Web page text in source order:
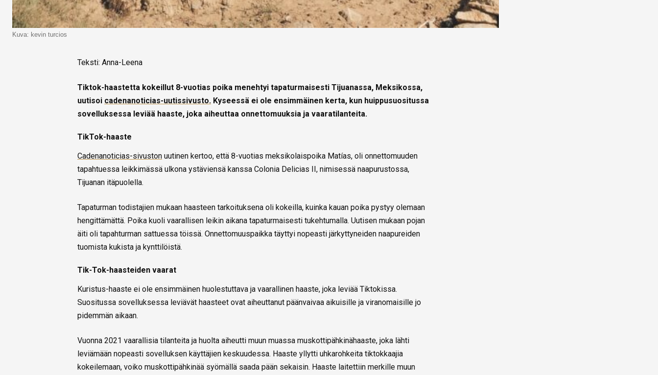
Kuva: kevin turcios
Teksti: Anna-Leena
Tiktok-haastetta kokeillut 8-vuotias poika menehtyi tapaturmaisesti Tijuanassa, Meksikossa,
uutisoi cadenanoticias-uutissivusto. Kyseessä ei ole ensimmäinen kerta, kun huippusuositussa
sovelluksessa leviää haaste, joka aiheuttaa onnettomuuksia ja vaaratilanteita.
TikTok-haaste
Cadenanoticias-sivuston uutinen kertoo, että 8-vuotias meksikolaispoika Matías, oli onnettomuuden
tapahtuessa leikkimässä ulkona ystäviensä kanssa Colonia Delicias II, nimisessä naapurustossa,
Tijuanan itäpuolella.
Tapaturman todistajien mukaan haasteen tarkoituksena oli kokeilla, kuinka kauan poika pystyy olemaan
hengittämättä. Poika kuoli vaarallisen leikin aikana tapaturmaisesti tukehtumalla. Uutisen mukaan pojan
äiti oli tapahturman sattuessa töissä. Onnettomuuspaikka täyttyi nopeasti järkyttyneiden naapureiden
tuomista kukista ja kynttilöistä.
Tik-Tok-haasteiden vaarat
Kuristus-haaste ei ole ensimmäinen huolestuttava ja vaarallinen haaste, joka leviää Tiktokissa.
Suositussa sovelluksessa leviävät haasteet ovat aiheuttanut päänvaivaa aikuisille ja viranomaisille jo
pidemmän aikaan.
Vuonna 2021 vaarallisia tilanteita ja huolta aiheutti muun muassa muskottipähkinähaaste, joka lähti
leviämään nopeasti sovelluksen käyttäjien keskuudessa. Haaste yllytti uhkarohkeita tiktokkaajia
kokeilemaan, voiko muskottipähkinää syömällä saada pään sekaisin. Haaste laitettiin merkille muun